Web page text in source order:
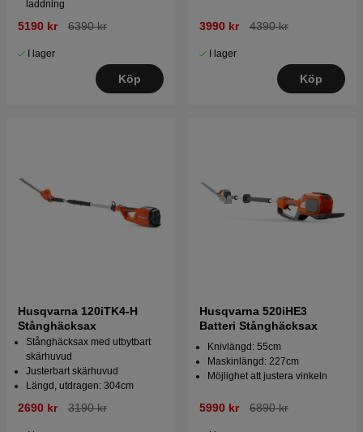
laddning
5190 kr 6390 kr
I lager
Köp
3990 kr 4390 kr
I lager
Köp
Husqvarna 120iTK4-H
Stånghäcksax
Stånghäcksax med utbytbart
skärhuvud
Justerbart skärhuvud
Längd, utdragen: 304cm
2690 kr 3190 kr
Husqvarna 520iHE3
Batteri Stånghäcksax
Knivlängd: 55cm
Maskinlängd: 227cm
Möjlighet att justera vinkeln
5990 kr 6890 kr